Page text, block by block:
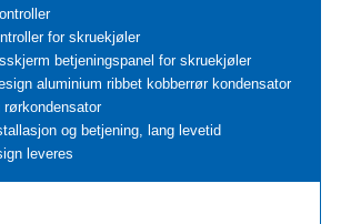
for skruekjøler
betjeningspanel for skruekjøler
aluminium ribbet kobberrør kondensator
og betjening, lang levetid
leveres